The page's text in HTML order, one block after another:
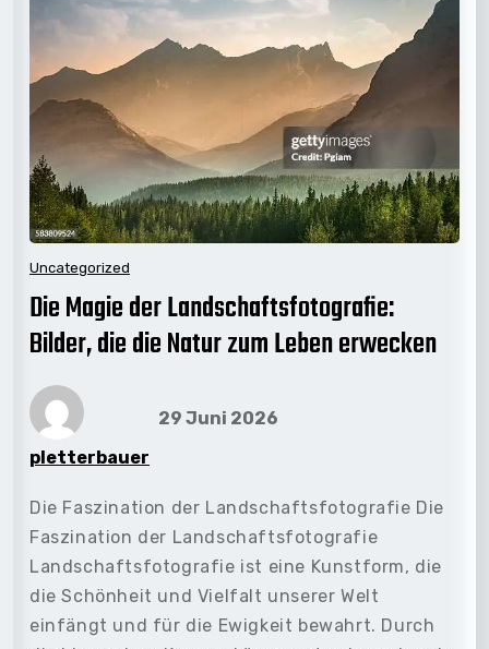
Uncategorized
Die Magie der Landschaftsfotografie:
Bilder, die die Natur zum Leben erwecken
pletterbauer
29 Juni 2026
Die Faszination der Landschaftsfotografie Die
Faszination der Landschaftsfotografie
Landschaftsfotografie ist eine Kunstform, die
die Schönheit und Vielfalt unserer Welt
einfängt und für die Ewigkeit bewahrt. Durch